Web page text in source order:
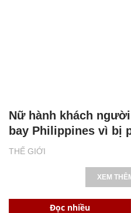
THẾ GIỚI
Nữ hành khách
bay Philippines vì bị
XEM
Đọc nhiều